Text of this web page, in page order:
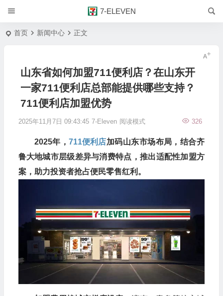
7-ELEVEN
首页 新闻中心 正文
山东省如何加盟711便利店？在山东开
一家711便利店总部能提供哪些支持？
711便利店加盟优势
2025年11月7日 09:43:45 7-Eleven 326
阅读模式
2025年，711便利店加码山东市场布局，结合齐
鲁大地城市层级差异与消费特点，推出适配性加盟方
案，助力投资者抢占便民零售红利。